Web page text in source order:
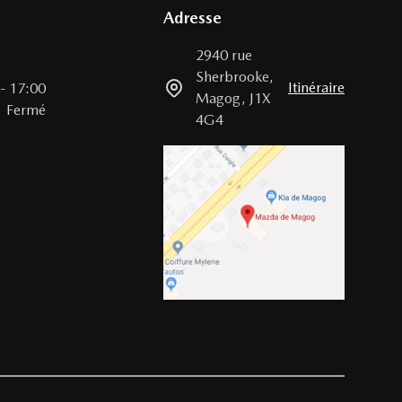
- 17:00
Fermé
Adresse
2940 rue
Sherbrooke,
Magog, J1X
4G4
Itinéraire